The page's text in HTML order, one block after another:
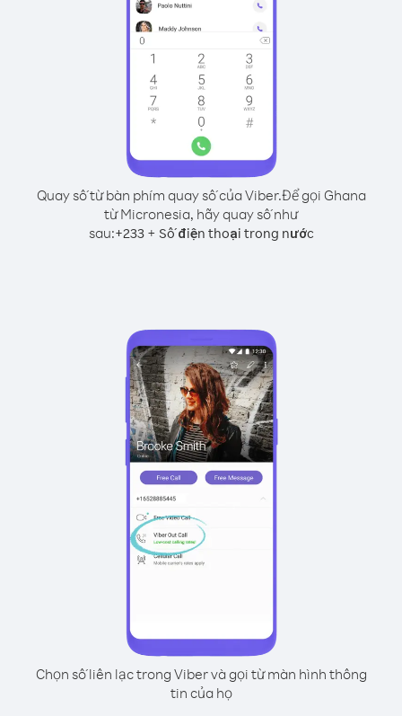
Quay số từ bàn phím quay số của Viber.Để gọi Ghana
từ Micronesia, hãy quay số như
sau:+233+ Số điện thoại trong nước
Chọn số liên lạc trong Viber và gọi từ màn hình thông
tin của họ